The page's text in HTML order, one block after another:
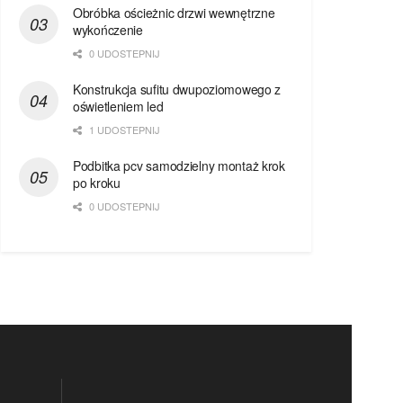
Obróbka ościeżnic drzwi wewnętrzne
wykończenie
0 UDOSTEPNIJ
Konstrukcja sufitu dwupoziomowego z
oświetleniem led
1 UDOSTEPNIJ
Podbitka pcv samodzielny montaż krok
po kroku
0 UDOSTEPNIJ